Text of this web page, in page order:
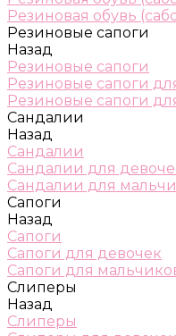
Резиновая обувь
Резиновые сапоги
Назад
Резиновые сапоги
Резиновые сапоги
Резиновые сапоги
Сандалии
Назад
Сандалии
Сандалии для
Сандалии для
Сапоги
Назад
Сапоги
Сапоги для девочек
Сапоги для
Слиперы
Назад
Слиперы